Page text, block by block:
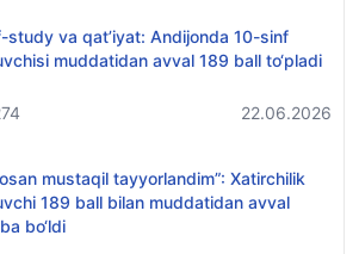
study va qat’iyat: Andijonda 10-sinf
muddatidan avval 189 ball to‘pladi
22.06.2026
mustaqil tayyorlandim”: Xatirchilik
189 ball bilan muddatidan avval
bo‘ldi